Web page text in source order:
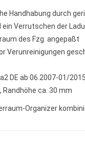
Handhabung durch
ein Verrutschen der
des Fzg. angepaßt
Verunreinigungen
DE ab 06.2007-01/2015
Randhöhe ca. 30 mm
Organizer